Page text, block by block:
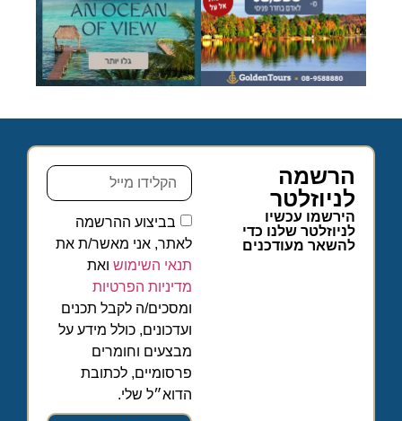
הרשמה
לניוזלטר
הירשמו עכשיו
לניוזלטר שלנו כדי
להשאר מעודכנים
בביצוע ההרשמה
לאתר, אני מאשר/ת את
תנאי השימוש ואת
מדיניות הפרטיות
ומסכים/ה לקבל תכנים
ועדכונים, כולל מידע על
מבצעים וחומרים
פרסומיים, לכתובת
הדוא״ל שלי.